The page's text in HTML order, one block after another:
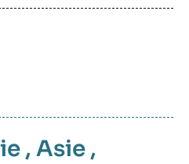
, Asie ,